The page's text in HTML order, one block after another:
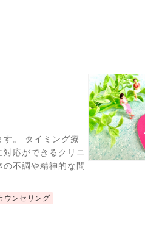
。 タイミング療
応ができるクリニ
不調や精神的な問
ウンセリング